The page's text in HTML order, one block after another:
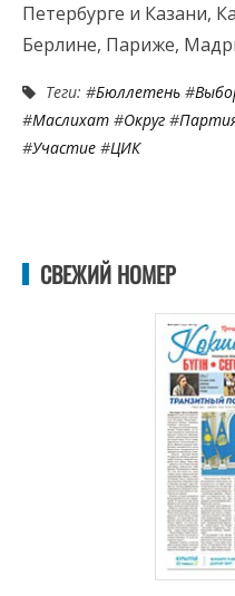
Петербурге и Казани,
Берлине, Париже,
Теги: #Бюллетень #
#Маслихат #Округ #
#Участие #ЦИК
СВЕЖИЙ НОМЕР